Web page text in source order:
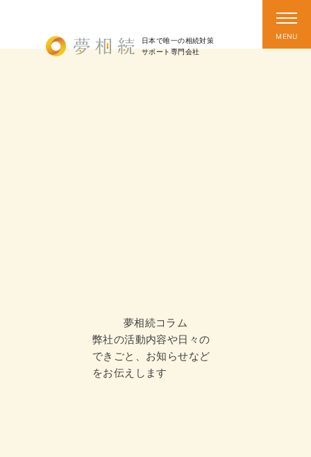
日本で唯一の相続対策
サポート 専門会社
夢相続コラム
弊社の活動内容や日々の
できごと、お知らせなど
をお伝えします